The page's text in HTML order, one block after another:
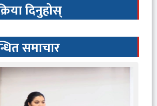
दिनुहोस्
समाचार